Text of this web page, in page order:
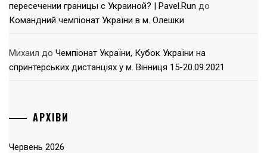
пересечении границы с Украиной? | Pavel.Run до
Командний чемпіонат України в м. Олешки
Михаил до Чемпіонат України, Кубок України на
спринтерських дистанціях у м. Вінниця 15-20.09.2021
АРХІВИ
Червень 2026